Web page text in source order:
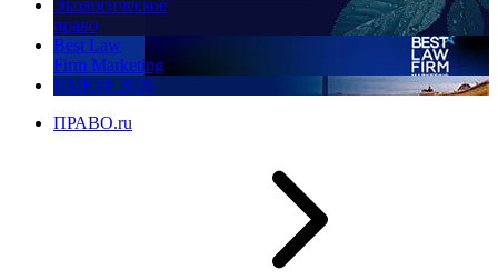
Экологическое
право
Best Law
Firm Marketing
ПМЮФ 2026
ПРАВО.ru